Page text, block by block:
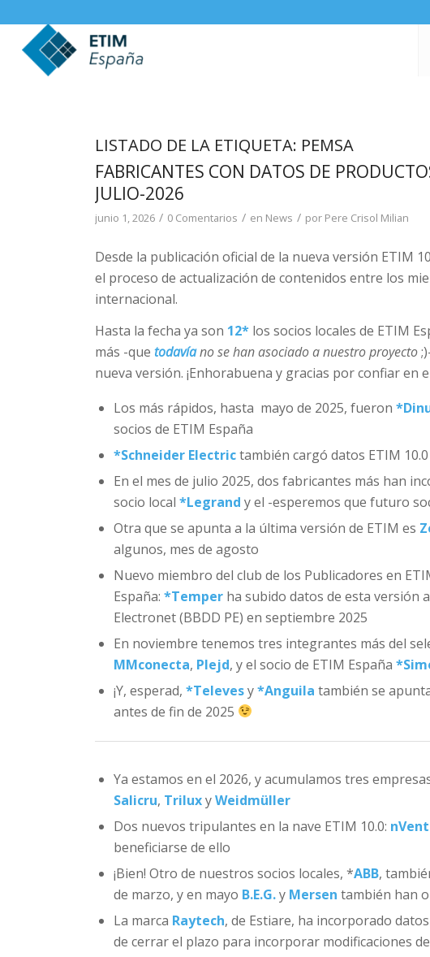
LISTADO DE LA ETIQUETA: PEMSA
FABRICANTES CON DATOS DE
JULIO-2026
junio 1, 2026 / 0 Comentarios / en News / por Pere Crisol Milian
Desde la publicación oficial de la nueva versión ETIM
el proceso de actualización de contenidos entre los
internacional.
Hasta la fecha ya son 12* los socios locales de ETIM
más -quetodavíano se han asociado a nuestro proyecto
nueva versión. ¡Enhorabuena y gracias por confiar en
Los más rápidos, hasta mayo de 2025, fueron*
socios de ETIM España
*Schneider Electrictambién cargó datos ETIM
En el mes de julio 2025, dos fabricantes más han
socio local*Legrand y el -esperemos que futuro
Otra que se apunta a la última versión de ETIM es
algunos, mes de agosto
Nuevo miembro del club de los Publicadores en
España:*Temper ha subido datos de esta versión
Electronet (BBDD PE) en septiembre 2025
En noviembre tenemos tres integrantes más del
MMconecta, Plejd, y el socio de ETIM España*
¡Y, esperad,*Televesy*Anguila también se
antes de fin de 2025
Ya estamos en el 2026, y acumulamos tres
Salicru, TriluxyWeidmüller
Dos nuevos tripulantes en la nave ETIM 10.0: nVent
beneficiarse de ello
¡Bien! Otro de nuestros socios locales, *ABB,
de marzo, y en mayo B.E.G.y Mersen también han
La marca Raytech, de Estiare, ha incorporado
de cerrar el plazo para incorporar modificaciones